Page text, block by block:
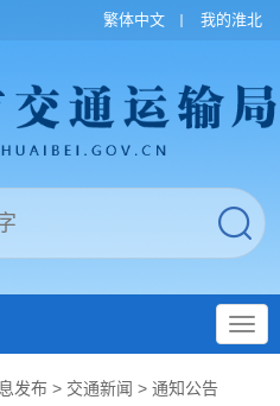
繁体中文 我的淮北
发布 > 交通新闻 > 通知公告